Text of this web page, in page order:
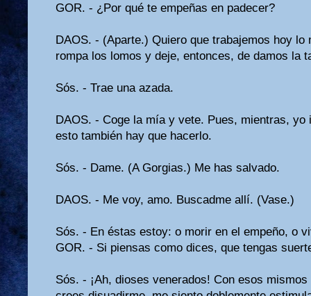
GOR. - ¿Por qué te empeñas en padecer?
DAOS. - (Aparte.) Quiero que trabajemos hoy
rompa los lomos y deje, entonces, de damos la
Sós. - Trae una azada.
DAOS. - Coge la mía y vete. Pues, mientras, yo
esto también hay que hacerlo.
Sós. - Dame. (A Gorgias.) Me has salvado.
DAOS. - Me voy, amo. Buscadme allí. (Vase.)
Sós. - En éstas estoy: o morir en el empeño, o
GOR. - Si piensas como dices, que tengas
Sós. - ¡Ah, dioses venerados! Con esos